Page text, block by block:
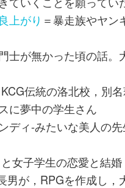
上がり ＝暴走族やヤン
士が無かった頃の話。
KCG伝統の洛北校，別
に夢中の学生さん
ディ-みたいな美人の
女子学生の恋愛と結婚
男が，RPGを作成し，